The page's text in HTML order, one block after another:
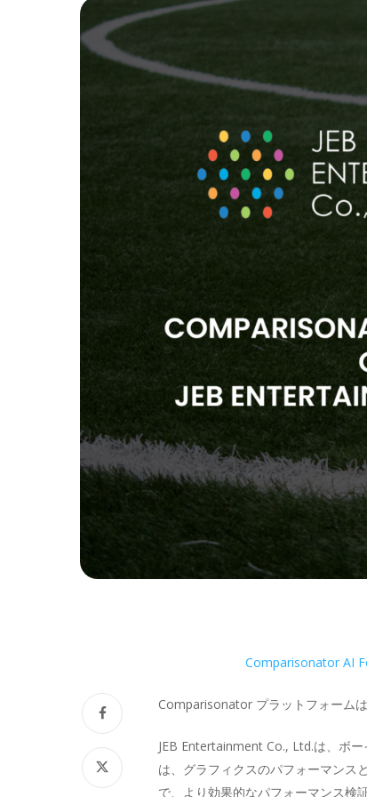
Comparisonator AI
Comparisonator プラットフォーム
JEB Entertainment Co., Ltd.は、ボ
は、グラフィクスのパフォーマンス
で、より効果的なパフォーマンス検